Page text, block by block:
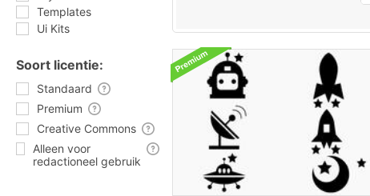
Templates
Ui Kits
Soort licentie:
Standaard
Premium
Creative Commons
Alleen voor
redactioneel gebruik